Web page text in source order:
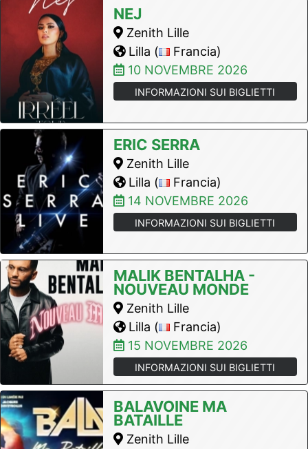
NEJ
Zenith Lille
Lilla (
Francia)
10 NOVEMBRE 2026
INFORMAZIONI SUI BIGLIETTI
ERIC SERRA
Zenith Lille
Lilla (
Francia)
14 NOVEMBRE 2026
INFORMAZIONI SUI BIGLIETTI
MALIK BENTALHA -
NOUVEAU MONDE
Zenith Lille
Lilla (
Francia)
15 NOVEMBRE 2026
INFORMAZIONI SUI BIGLIETTI
BALAVOINE MA
BATAILLE
Zenith Lille